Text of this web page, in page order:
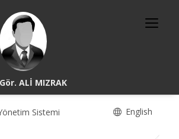
ALİ MIZRAK
Sistemi English